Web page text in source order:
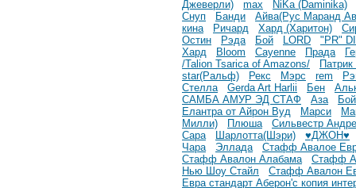
Джеверли)
max
NiKa (Daminika)
Снуп
Банди
Айва(Рус Маранд
кина
Ричард Хард (Харитон)
Остин
Рэда Бой LORD
"PR"
Хард
Bloom Cayenne Прада
/Talion Tsarica of Amazons/
star(Ральф)
Рекс Мэрс rem
Стелла
Gerda Art Harlii Бен
САМБА АМУР ЭД СТАФ
Аза
Елантра от Айрон Вуд
Марси
Милли)
Плюша
Сильвестр
Сара
Шарлотта(Шэри)
♥ДЖОН♥
Чара
Эллада
Стафф Авалое
Стафф Авалон Алабама
Стафф
Нью Шоу Стайл
Стафф Авалон
Евра стандарт Аберон'с копия